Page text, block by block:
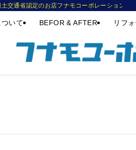
交通省認定のお店フナモコーポレーション
いて BEFOR & AFTER リフ